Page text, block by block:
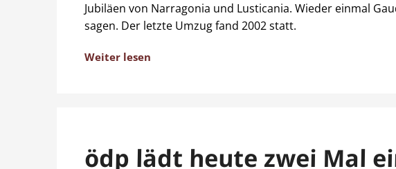
Jubiläen von Narragonia und Lusticania. Wieder einmal
sagen. Der letzte Umzug fand 2002 statt.
Weiter lesen
ödp lädt heute zwei Mal